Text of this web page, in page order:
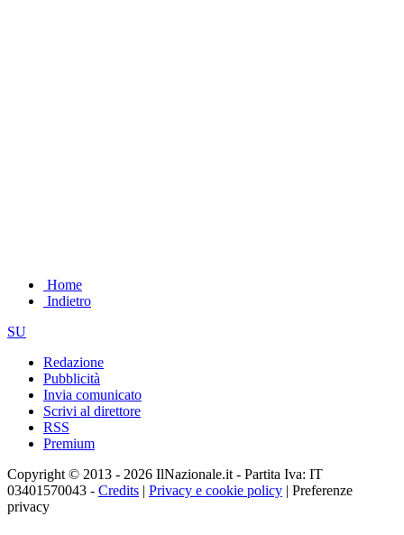
Home
Indietro
SU
Redazione
Pubblicità
Invia comunicato
Scrivi al direttore
RSS
Premium
Copyright © 2013 - 2026 IlNazionale.it - Partita Iva: IT
03401570043 - Credits | Privacy e cookie policy | Preferenze
privacy